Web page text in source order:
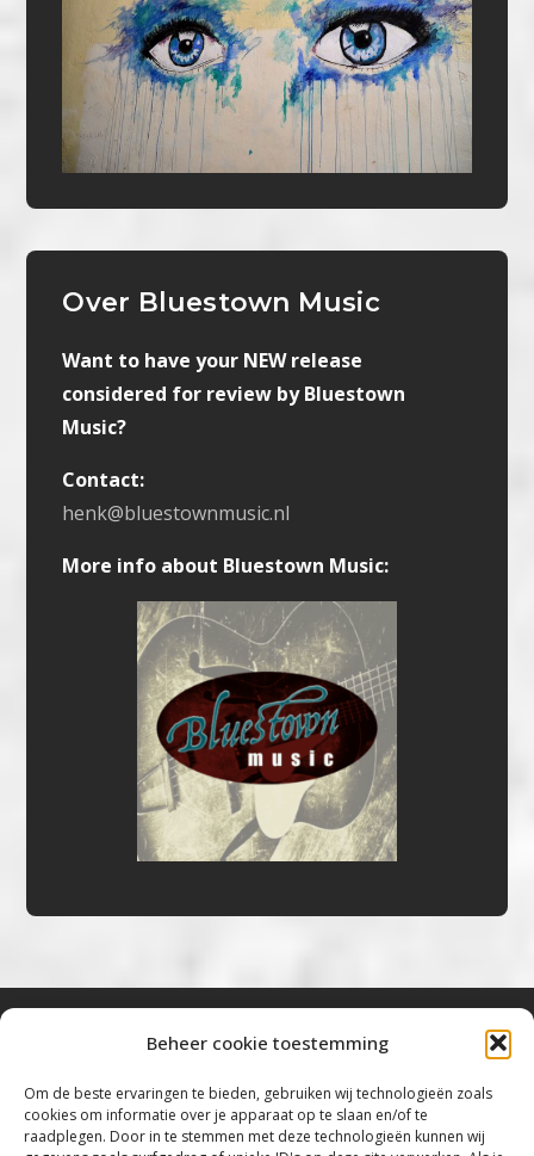
Beheer cookie toestemming
Om de beste ervaringen te bieden, gebruiken wij technologieën zoals
cookies om informatie over je apparaat op te slaan en/of te
raadplegen. Door in te stemmen met deze technologieën kunnen wij
Over Bluestown Music
Want to have your NEW release
considered for review by Bluestown
Music?
Contact:
henk@bluestownmusic.nl
More info about Bluestown Music:
“Voor de mooiste Blues, Rock, Roots &